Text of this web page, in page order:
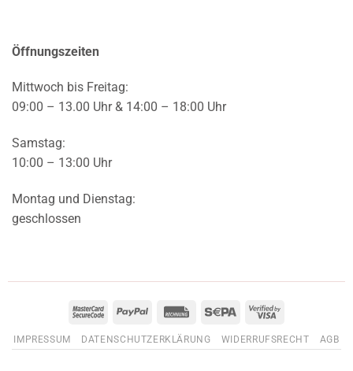
Öffnungszeiten
Mittwoch bis Freitag:
09:00 – 13.00 Uhr & 14:00 – 18:00 Uhr
Samstag:
10:00 – 13:00 Uhr
Montag und Dienstag:
geschlossen
MasterCardPayPal Rechung Sepa
Visa
IMPRESSUM DATENSCHUTZERKLÄRUNG WIDERRUFSRECHT AGB